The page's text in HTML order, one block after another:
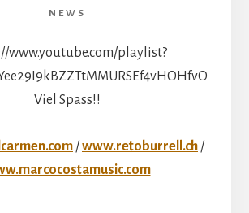
NEWS
www.youtube.com/playlist?
Viel Spass!!
/www.retoburrell.ch /